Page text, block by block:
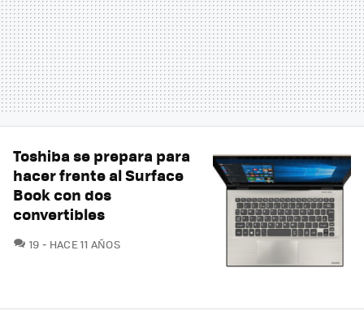
Toshiba se prepara para
hacer frente al Surface
Book con dos
convertibles
19 COMENTARIOS
HACE 11 AÑOS